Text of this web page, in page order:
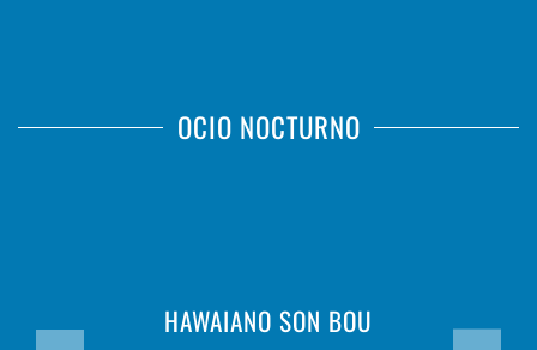
OCIO NOCTURNO
HAWAIANO SON BOU